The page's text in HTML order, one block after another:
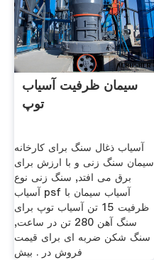
سیمان ظرفیت آسیاب
توپ
آسیاب ذغال سنگ برای کارخانه
سیمان سنگ زنی و با ارزش برای
برق می افتد, سنگ زنی نوع
آسیاب psf آسیاب سیمان با
ظرفیت 15 تن آسیاب توپ برای
سنگ آهن 280 تن در ساعت,
سنگ شکن ضربه ای برای قیمت
فروش در . بیش